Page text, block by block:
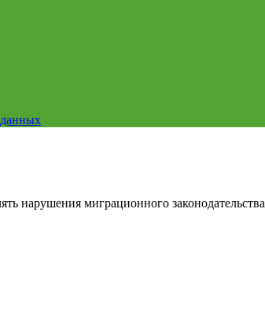
нарушения миграционного законодательства